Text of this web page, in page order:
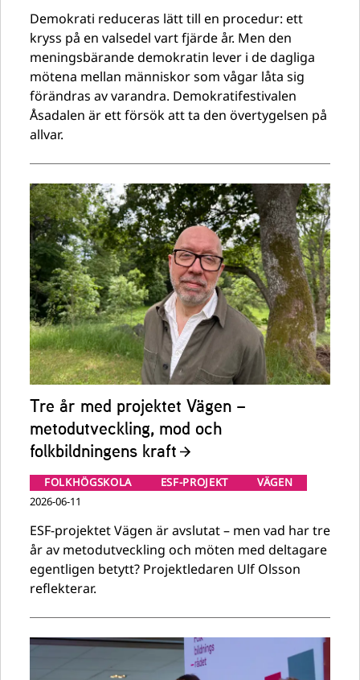
Demokrati reduceras lätt till en procedur: ett
kryss på en valsedel vart fjärde år. Men den
meningsbärande demokratin lever i de dagliga
mötena mellan människor som vågar låta sig
förändras av varandra. Demokratifestivalen
Åsadalen är ett försök att ta den övertygelsen på
allvar.
Tre år med projektet Vägen –
metodutveckling, mod och
folkbildningens kraft
FOLKHÖGSKOLA ESF-PROJEKT
VÄGEN
2026-06-11
ESF-projektet Vägen är avslutat – men vad har tre
år av metodutveckling och möten med deltagare
egentligen betytt? Projektledaren Ulf Olsson
reflekterar.